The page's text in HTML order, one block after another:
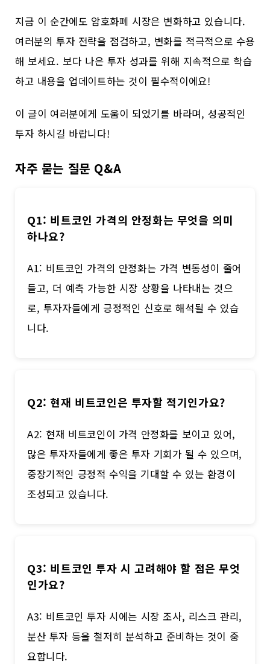
지금 이 순간에도 암호화폐 시장은 변화하고 있습니다.
여러분의 투자 전략을 점검하고, 변화를 적극적으로 수용
해 보세요. 보다 나은 투자 성과를 위해 지속적으로 학습
하고 내용을 업데이트하는 것이 필수적이에요!
이 글이 여러분에게 도움이 되었기를 바라며, 성공적인
투자 하시길 바랍니다!
자주 묻는 질문 Q&A
Q1: 비트코인 가격의 안정화는 무엇을 의미
하나요?
A1: 비트코인 가격의 안정화는 가격 변동성이 줄어
들고, 더 예측 가능한 시장 상황을 나타내는 것으
로, 투자자들에게 긍정적인 신호로 해석될 수 있습
니다.
Q2: 현재 비트코인은 투자할 적기인가요?
A2: 현재 비트코인이 가격 안정화를 보이고 있어,
많은 투자자들에게 좋은 투자 기회가 될 수 있으며,
중장기적인 긍정적 수익을 기대할 수 있는 환경이
조성되고 있습니다.
Q3: 비트코인 투자 시 고려해야 할 점은 무엇
인가요?
A3: 비트코인 투자 시에는 시장 조사, 리스크 관리,
분산 투자 등을 철저히 분석하고 준비하는 것이 중
요합니다.